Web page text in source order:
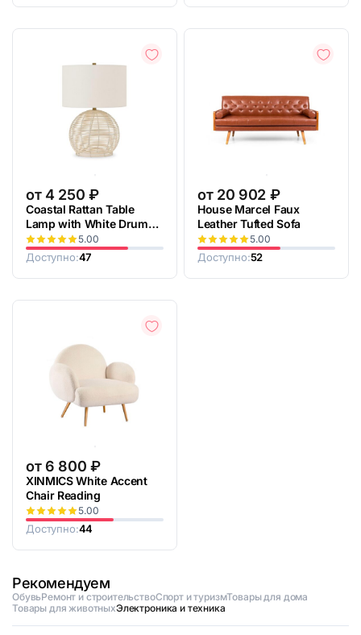
от 4 250₽
Coastal Rattan Table
Lamp with White Drum
Linen Shade
5.00
Доступно:47
от 20 902 ₽
House Marcel Faux
Leather Tufted Sofa
5.00
Доступно:52
от 6 800₽
XINMICS White Accent
Chair Reading
5.00
Доступно:44
Рекомендуем
ОбувьРемонт и строительствоСпорт и туризмТовары для дома
Товары для животныхЭлектроника и техника